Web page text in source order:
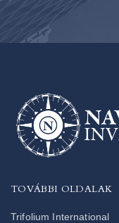
TOVÁBBI OLDALAK
Trifolium International